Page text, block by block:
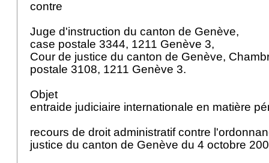
contre
Juge d'instruction du canton de Genève,
case postale 3344, 1211 Genève 3,
Cour de justice du canton de Genève,
postale 3108, 1211 Genève 3.
Objet
entraide judiciaire internationale en matière
recours de droit administratif contre
justice du canton de Genève du 4 octobre